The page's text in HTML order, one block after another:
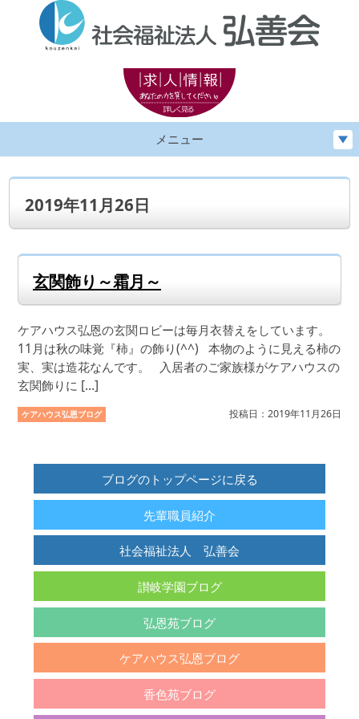
メニュー
2019年11月26日
玄関飾り～霜月～
ケアハウス弘恩の玄関ロビーは毎月衣替えをしています。
11月は秋の味覚『柿』の飾り(^^) 本物のように見える柿の
実、実は造花なんです。 入居者のご家族様がケアハウスの
玄関飾りに […]
ケアハウス弘恩ブログ 投稿日：2019年11月26日
ブログのトップページに戻る
先輩職員紹介
社会福祉法人 弘善会
讃岐学園ブログ
弘恩苑ブログ
ケアハウス弘恩ブログ
香色苑ブログ